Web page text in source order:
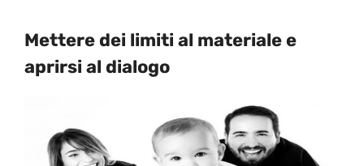
Mettere dei limiti al materiale e
aprirsi al dialogo